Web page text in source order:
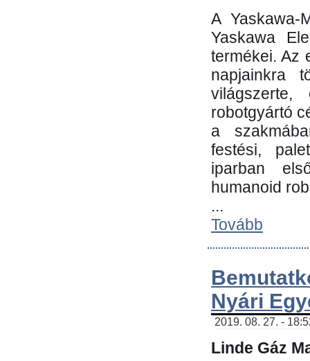
A Yaskawa-
Yaskawa
termékei. Az
napjainkra
robotgyártó
a
festési,
iparban
humanoid
...
Tovább
Nyári
2019. 08. 27. -
Linde Gáz